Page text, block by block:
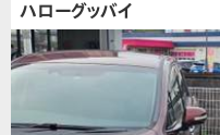
ハローグッバイ